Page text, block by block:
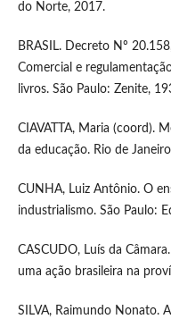
do Norte, 2017.
BRASIL. Decreto Nº
Comercial e
livros. São Paulo: Zenite,
CIAVATTA, Maria (coord).
da educação. Rio de
CUNHA, Luiz Antônio. O
industrialismo. São Paulo:
CASCUDO, Luís da
uma ação brasileira na
SILVA, Raimundo Nonato.